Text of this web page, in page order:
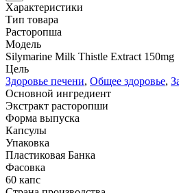
Характеристики
Тип товара
Расторопша
Модель
Silymarine Milk Thistle Extract 150mg
Цель
Здоровье печени, Общее здоровье,
Основной ингредиент
Экстракт расторопши
Форма выпуска
Капсулы
Упаковка
Пластиковая Банка
Фасовка
60 капс